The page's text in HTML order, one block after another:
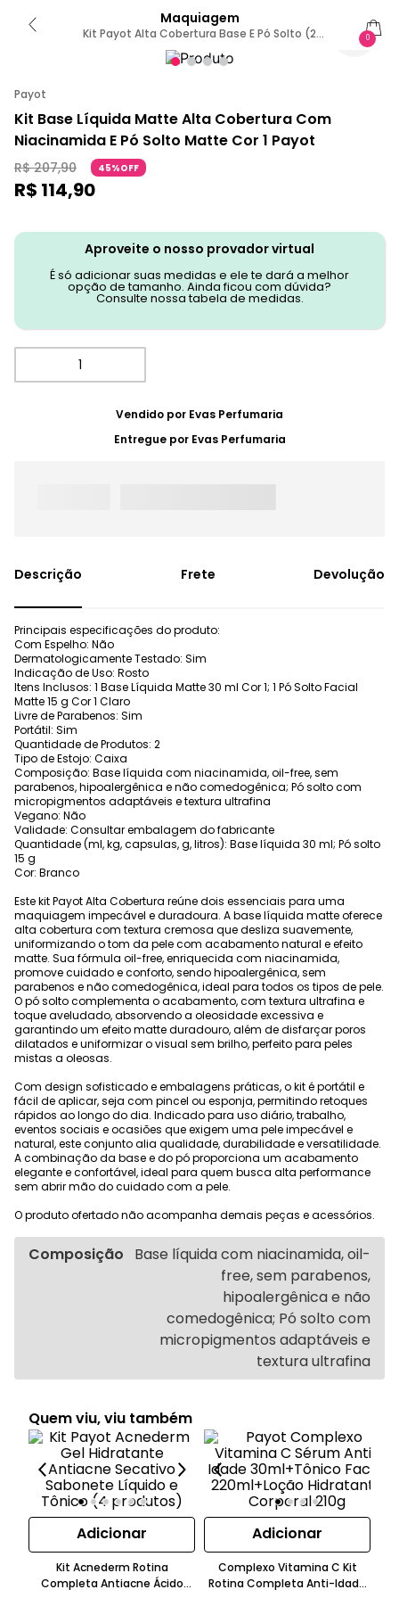
Maquiagem
Kit Payot Alta Cobertura Base E Pó Solto (2
Produtos)
0
Payot
Kit Base Líquida Matte Alta Cobertura Com
Niacinamida E Pó Solto Matte Cor 1 Payot
R$ 207,90 45%OFF
R$ 114,90
Aproveite o nosso provador virtual
É só adicionar suas medidas e ele te dará a melhor
opção de tamanho. Ainda ficou com dúvida?
Consulte nossa tabela de medidas.
Vendido por Evas Perfumaria
Entregue por Evas Perfumaria
Frete Devolução
Principais especificações do produto:
Com Espelho: Não
Dermatologicamente Testado: Sim
Indicação de Uso: Rosto
Itens Inclusos: 1 Base Líquida Matte 30 ml Cor 1; 1 Pó Solto Facial
Matte 15 g Cor 1 Claro
Livre de Parabenos: Sim
Portátil: Sim
Quantidade de Produtos: 2
Tipo de Estojo: Caixa
Composição: Base líquida com niacinamida, oil-free, sem
parabenos, hipoalergênica e não comedogênica; Pó solto com
micropigmentos adaptáveis e textura ultrafina
Vegano: Não
Validade: Consultar embalagem do fabricante
Quantidade (ml, kg, capsulas, g, litros): Base líquida 30 ml; Pó solto
15 g
Cor: Branco
Este kit Payot Alta Cobertura reúne dois essenciais para uma
maquiagem impecável e duradoura. A base líquida matte oferece
alta cobertura com textura cremosa que desliza suavemente,
uniformizando o tom da pele com acabamento natural e efeito
matte. Sua fórmula oil-free, enriquecida com niacinamida,
promove cuidado e conforto, sendo hipoalergênica, sem
parabenos e não comedogênica, ideal para todos os tipos de pele.
O pó solto complementa o acabamento, com textura ultrafina e
toque aveludado, absorvendo a oleosidade excessiva e
garantindo um efeito matte duradouro, além de disfarçar poros
dilatados e uniformizar o visual sem brilho, perfeito para peles
mistas a oleosas.
Com design sofisticado e embalagens práticas, o kit é portátil e
fácil de aplicar, seja com pincel ou esponja, permitindo retoques
rápidos ao longo do dia. Indicado para uso diário, trabalho,
eventos sociais e ocasiões que exigem uma pele impecável e
natural, este conjunto alia qualidade, durabilidade e versatilidade.
A combinação da base e do pó proporciona um acabamento
elegante e confortável, ideal para quem busca alta performance
sem abrir mão do cuidado com a pele.
O produto ofertado não acompanha demais peças e acessórios.
Composição
Base líquida com niacinamida, oil-
free, sem parabenos,
hipoalergênica e não
comedogênica; Pó solto com
micropigmentos adaptáveis e
textura ultrafina
Quem viu, viu também
Adicionar
Kit Acnederm Rotina
Completa Antiacne Ácido
Adicionar
Complexo Vitamina C Kit
Rotina Completa Anti-Idade